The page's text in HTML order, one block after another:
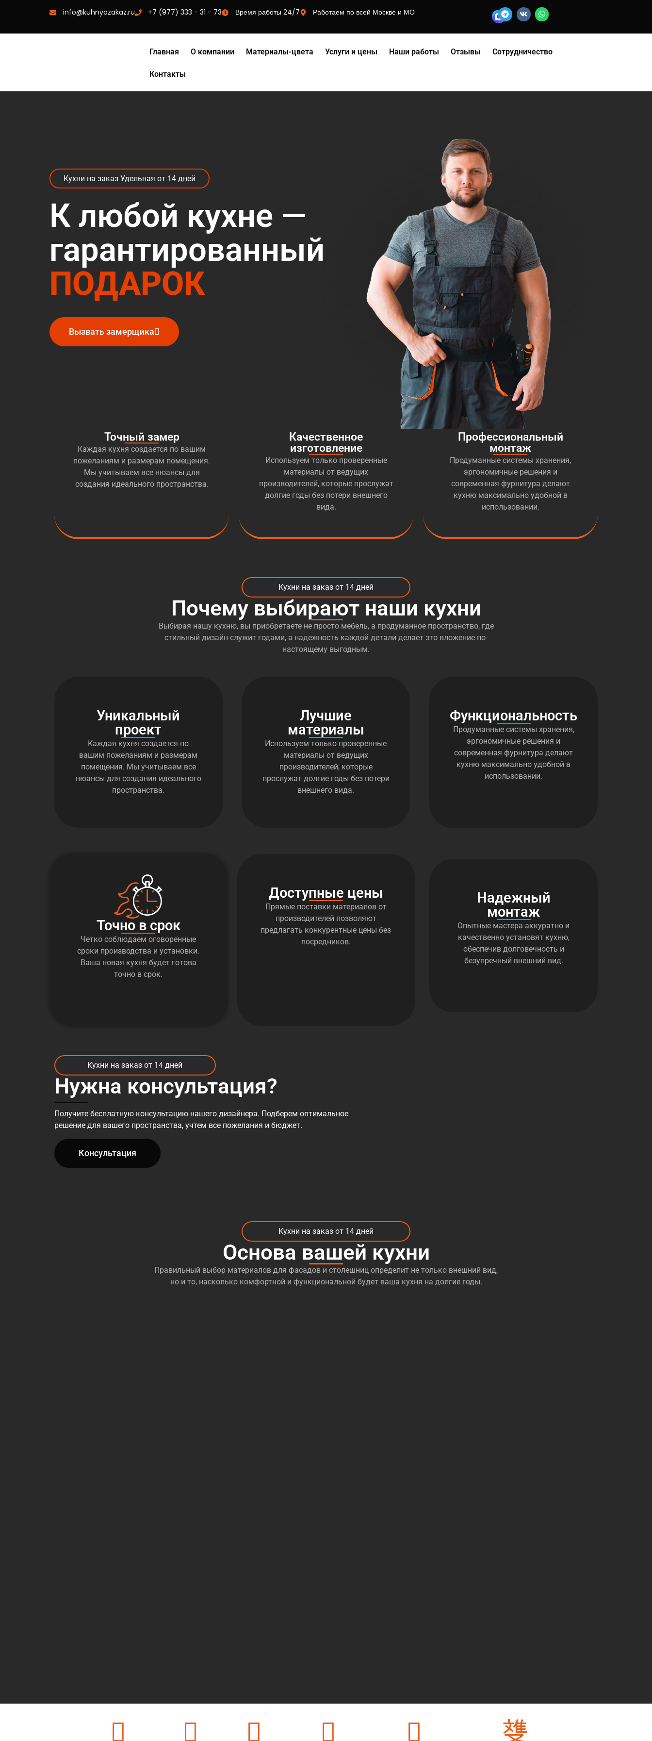
info@kuhnyazakaz.ru +7 (977) 333 - 31 - 73 Время работы 24/7 Работаем по всей Москве и МО
Главная О компании Материалы-цвета Услуги и цены Наши работы Отзывы Сотрудничество
Контакты
Кухни на заказ Удельная от 14 дней
К любой кухне —
гарантированный
ПОДАРОК
Вызвать замерщика
Точный замер
Каждая кухня создается по вашим
пожеланиям и размерам помещения.
Мы учитываем все нюансы для
создания идеального пространства.
Качественное
изготовление
Используем только проверенные
материалы от ведущих
производителей, которые прослужат
долгие годы без потери внешнего
вида.
Профессиональный
монтаж
Продуманные системы хранения,
эргономичные решения и
современная фурнитура делают
кухню максимально удобной в
использовании.
Кухни на заказ от 14 дней
Почему выбирают наши кухни
Выбирая нашу кухню, вы приобретаете не просто мебель, а продуманное пространство, где
стильный дизайн служит годами, а надежность каждой детали делает это вложение по-
настоящему выгодным.
Уникальный
проект
Каждая кухня создается по
вашим пожеланиям и размерам
помещения. Мы учитываем все
нюансы для создания идеального
пространства.
Лучшие
материалы
Используем только проверенные
материалы от ведущих
производителей, которые
прослужат долгие годы без потери
внешнего вида.
Функциональность
Продуманные системы хранения,
эргономичные решения и
современная фурнитура делают
кухню максимально удобной в
использовании.
Точно в срок
Четко соблюдаем оговоренные
сроки производства и установки.
Ваша новая кухня будет готова
точно в срок.
Доступные цены
Прямые поставки материалов от
производителей позволяют
предлагать конкурентные цены без
посредников.
Надежный
монтаж
Опытные мастера аккуратно и
качественно установят кухню,
обеспечив долговечность и
безупречный внешний вид.
Кухни на заказ от 14 дней
Нужна консультация?
Получите бесплатную консультацию нашего дизайнера. Подберем оптимальное
решение для вашего пространства, учтем все пожелания и бюджет.
Консультация
Кухни на заказ от 14 дней
Основа вашей кухни
Правильный выбор материалов для фасадов и столешниц определит не только внешний вид,
но и то, насколько комфортной и функциональной будет ваша кухня на долгие годы.